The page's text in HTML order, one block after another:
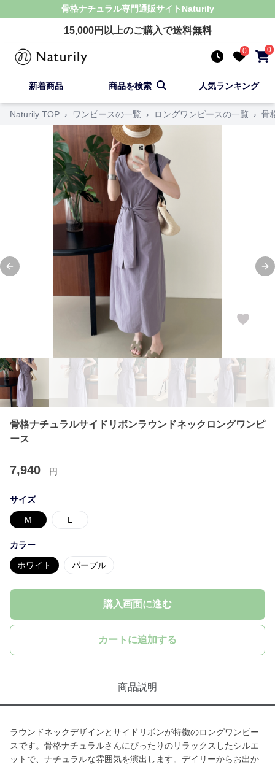
骨格ナチュラル専門通販サイト Naturily
15,000円以上のご購入で送料無料
0 0
新着商品 商品を検索 人気ランキング
Naturily TOP › ワンピースの一覧 › ロングワンピースの一覧 › 骨
Previous slide
骨格ナチュラルサイドリボンラウンドネックロングワンピ
ース
7,940 円
サイズ
M L
カラー
ホワイト パープル
購入画面に進む
カートに追加する
商品説明
ラウンドネックデザインとサイドリボンが特徴のロングワンピー
スです。骨格ナチュラルさんにぴったりのリラックスしたシルエ
ットで、ナチュラルな雰囲気を演出します。デイリーからお出か